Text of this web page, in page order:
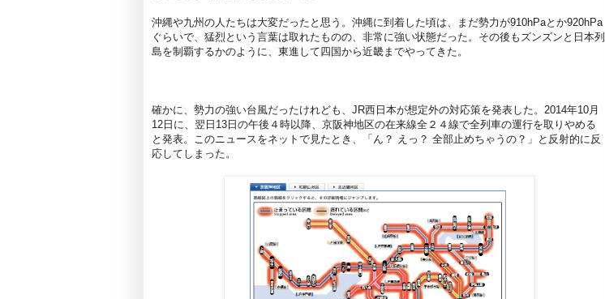
沖縄や九州の人たちは大変だったと思う。沖縄に到着した頃は、まだ勢力が910hPaとか920hPa
ぐらいで、猛烈という言葉は取れたものの、非常に強い状態だった。その後もズンズンと日本列
島を制覇するかのように、東進して四国から近畿までやってきた。
確かに、勢力の強い台風だったけれども、JR西日本が想定外の対応策を発表した。2014年10月
12日に、翌日13日の午後４時以降、京阪神地区の在来線全２４線で全列車の運行を取りやめる
と発表。このニュースをネットで見たとき、「ん？ えっ？ 全部止めちゃうの？」と反射的に反
応してしまった。